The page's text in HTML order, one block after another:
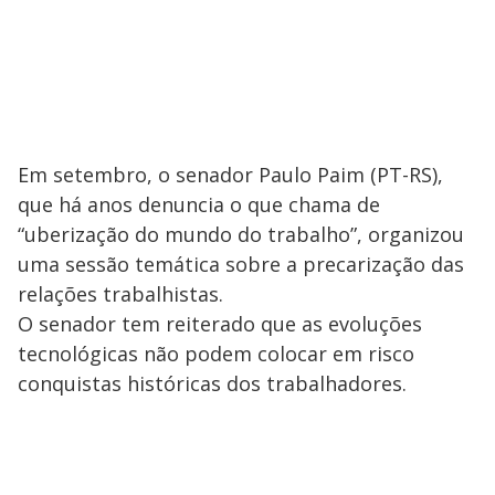
e
o
Em setembro, o senador Paulo Paim (PT-RS),
que há anos denuncia o que chama de
“uberização do mundo do trabalho”, organizou
uma sessão temática sobre a precarização das
relações trabalhistas.
O senador tem reiterado que as evoluções
tecnológicas não podem colocar em risco
conquistas históricas dos trabalhadores.